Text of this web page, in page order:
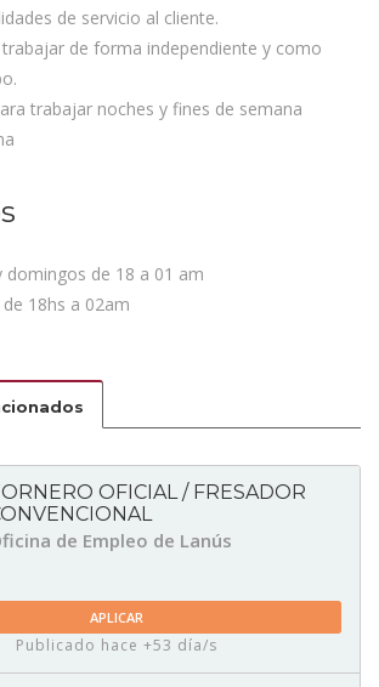
de servicio al cliente.
trabajar de forma independiente y como
trabajar noches y fines de semana
domingos de 18 a 01 am
18hs a 02am
OFICIAL / FRESADOR
de Empleo de Lanús
APLICAR
Publicado hace +53 día/s